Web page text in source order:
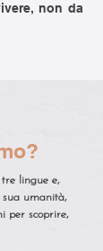
non da
lingue e,
sua umanità,
per scoprire,